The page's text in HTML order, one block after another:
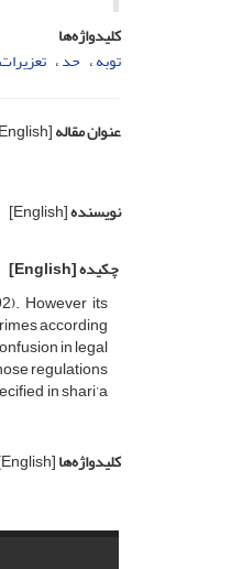
کلیدواژه‌ها
توبه حد
عنوان مقاله[English]
نویسنده[English]
چکیده[English]
However its
according
in legal
regulations
in shari’a
کلیدواژه‌ها[English]